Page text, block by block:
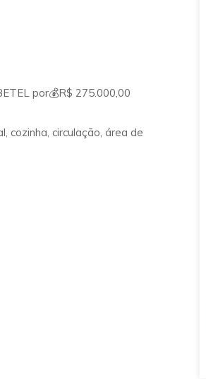
por💰R$ 275.000,00
cozinha, circulação, área de